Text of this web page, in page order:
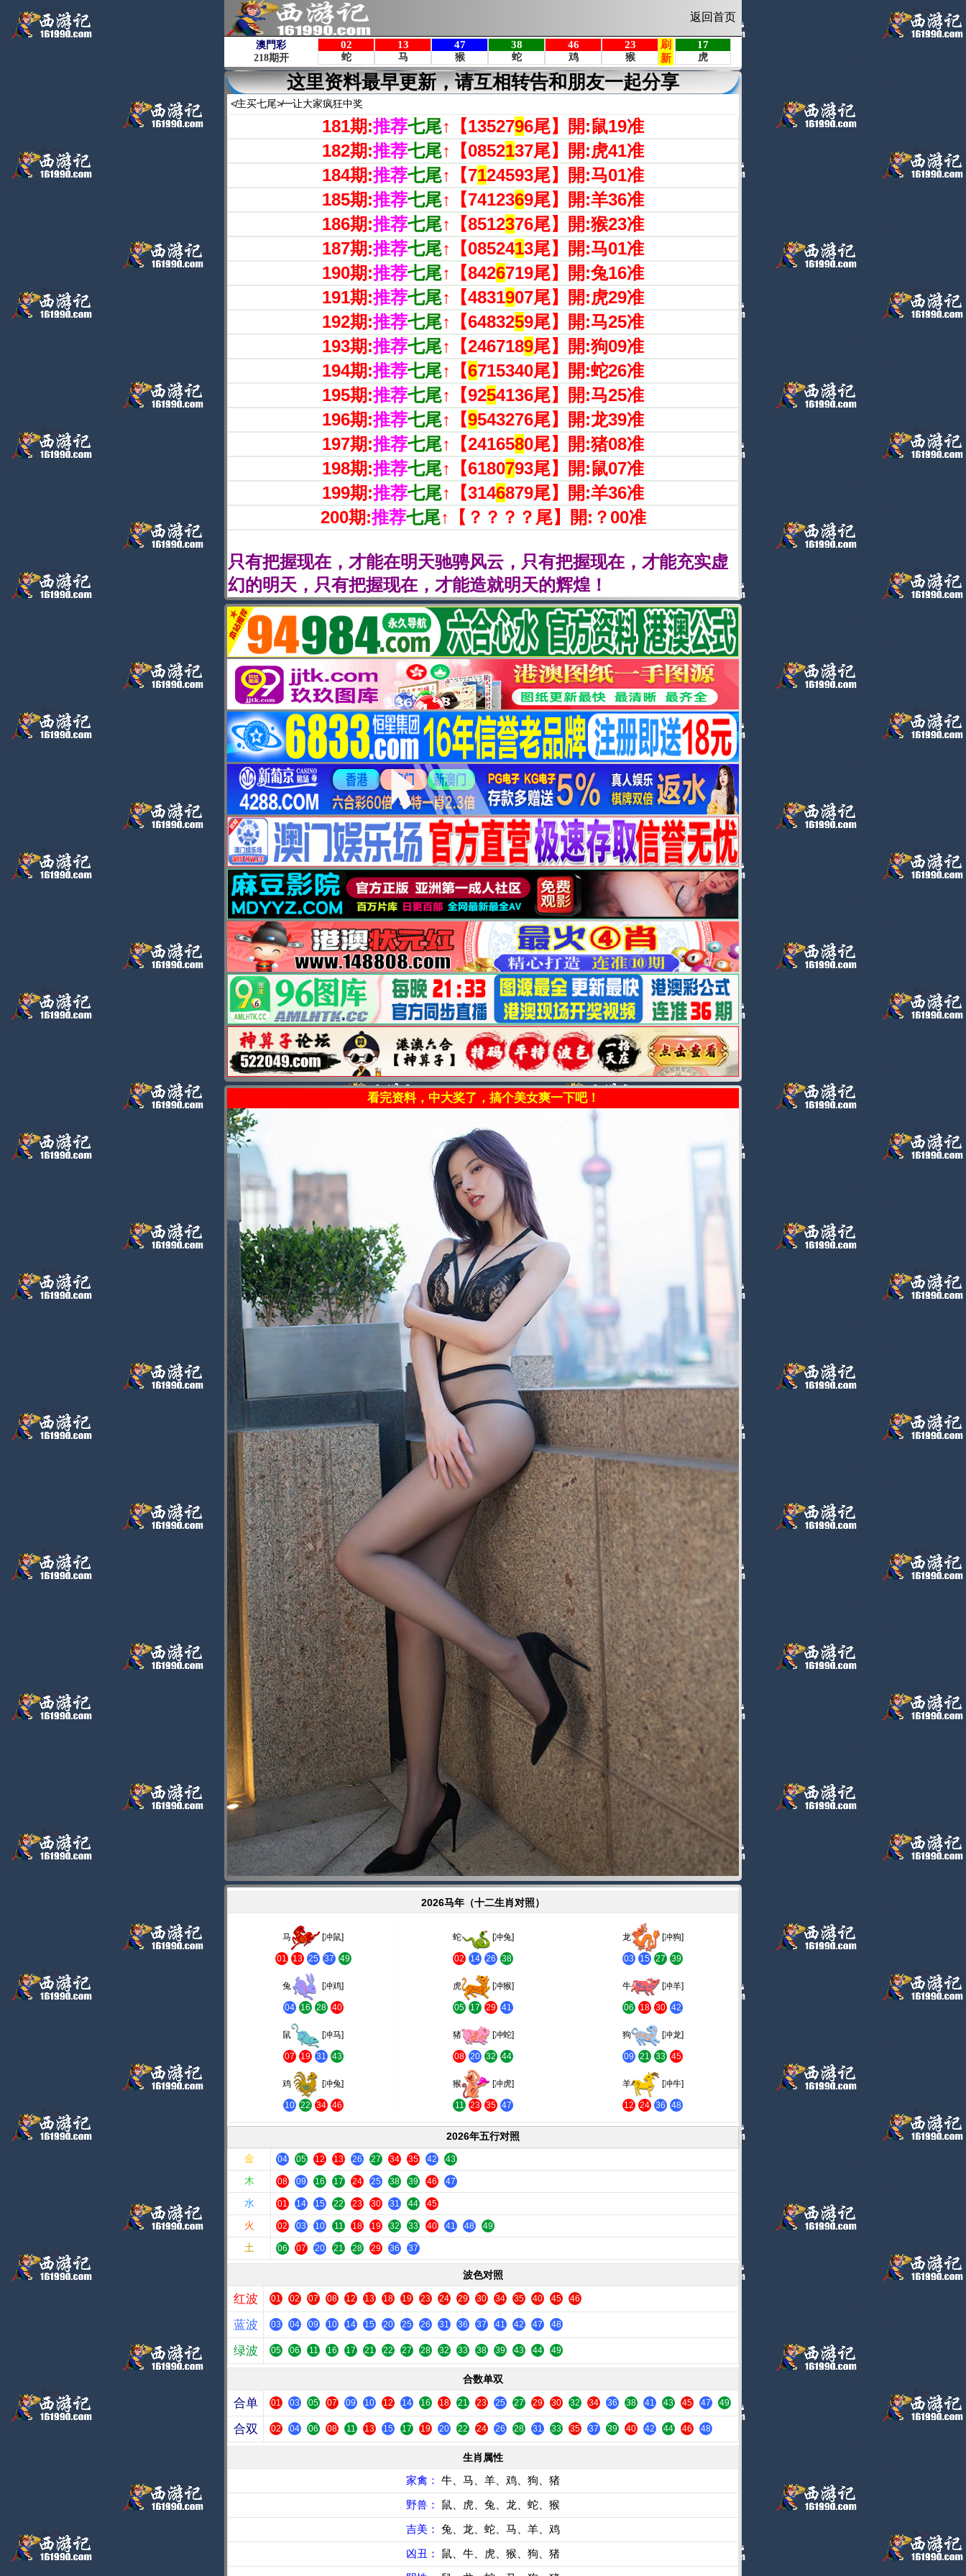
返回首页
这里资料最早更新，请互相转告和朋友一起分享
≮主买七尾≯━让大家疯狂中奖
181期:推荐七尾↑【1352796尾】開:鼠19准
182期:推荐七尾↑【0852137尾】開:虎41准
184期:推荐七尾↑【7124593尾】開:马01准
185期:推荐七尾↑【7412369尾】開:羊36准
186期:推荐七尾↑【8512376尾】開:猴23准
187期:推荐七尾↑【0852413尾】開:马01准
190期:推荐七尾↑【8426719尾】開:兔16准
191期:推荐七尾↑【4831907尾】開:虎29准
192期:推荐七尾↑【6483259尾】開:马25准
193期:推荐七尾↑【2467189尾】開:狗09准
194期:推荐七尾↑【6715340尾】開:蛇26准
195期:推荐七尾↑【9254136尾】開:马25准
196期:推荐七尾↑【9543276尾】開:龙39准
197期:推荐七尾↑【2416580尾】開:猪08准
198期:推荐七尾↑【6180793尾】開:鼠07准
199期:推荐七尾↑【3146879尾】開:羊36准
200期:推荐七尾↑【 ？？？？尾】開:？00准
只有把握现在，才能在明天驰骋风云，只有把握现在，才能充实虚
幻的明天，只有把握现在，才能造就明天的辉煌！
看完资料，中大奖了，搞个美女爽一下吧！
2026马年（十二生肖对照）
马 [冲鼠]
01 13 25 37 49
蛇 [冲兔]
02 14 26 38
龙 [冲狗]
03 15 27 39
兔 [冲鸡]
04 16 28 40
虎 [冲猴]
05 17 29 41
牛 [冲羊]
06 18 30 42
鼠 [冲马]
07 19 31 43
猪 [冲蛇]
08 20 32 44
狗 [冲龙]
09 21 33 45
鸡 [冲兔]
10 22 34 46
猴 [冲虎]
11 23 35 47
羊 [冲牛]
12 24 36 48
2026年五行对照
金
04 05 12 13 26 27 34 35 42 43
木 08 09 16 17 24 25 38 39 46 47
水 01 14 15 22 23 30 31 44 45
火 02 03 10 11 18 19 32 33 40 41 48 49
土 06 07 20 21 28 29 36 37
波色对照
红波 01 02 07 08 12 13 18 19 23 24 29 30 34 35 40 45 46
蓝波 03 04 09 10 14 15 20 25 26 31 36 37 41 42 47 48
绿波 05 06 11 16 17 21 22 27 28 32 33 38 39 43 44 49
合数单双
合单 01 03 05 07 09 10 12 14 16 18 21 23 25 27 29 30 32 34 36 38 41 43 45 47 49
合双 02 04 06 08 11 13 15 17 19 20 22 24 26 28 31 33 35 37 39 40 42 44 46 48
生肖属性
家禽： 牛、马、羊、鸡、狗、猪
野兽： 鼠、虎、兔、龙、蛇、猴
吉美： 兔、龙、蛇、马、羊、鸡
凶丑： 鼠、牛、虎、猴、狗、猪